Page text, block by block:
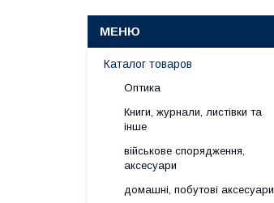
Каталог товаров
Оптика
Книги, журнали, листівки та
інше
військове спорядження,
аксесуари
домашні, побутові аксесуари